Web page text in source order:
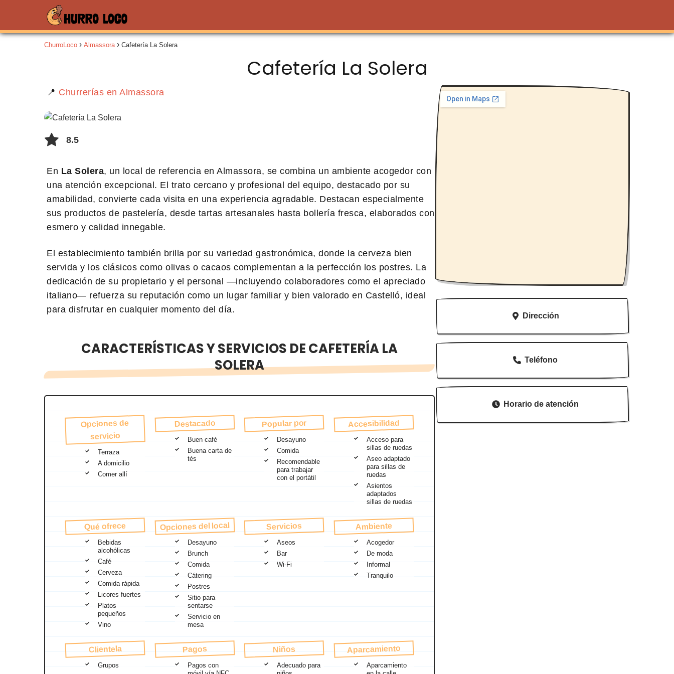
ChurroLoco Almassora Cafetería La Solera
Cafetería La Solera
📍 Churrerías en Almassora
8.5
En La Solera, un local de referencia en Almassora, se combina un ambiente acogedor con
una atención excepcional. El trato cercano y profesional del equipo, destacado por su
amabilidad, convierte cada visita en una experiencia agradable. Destacan especialmente
sus productos de pastelería, desde tartas artesanales hasta bollería fresca, elaborados con
esmero y calidad innegable.
El establecimiento también brilla por su variedad gastronómica, donde la cerveza bien
servida y los clásicos como olivas o cacaos complementan a la perfección los postres. La
dedicación de su propietario y el personal —incluyendo colaboradores como el apreciado
italiano— refuerza su reputación como un lugar familiar y bien valorado en Castelló, ideal
para disfrutar en cualquier momento del día.
CARACTERÍSTICAS Y SERVICIOS DE CAFETERÍA LA
SOLERA
Opciones de
servicio
Terraza
A domicilio
Comer allí
Destacado
Buen café
Buena carta de
tés
Popular por
Desayuno
Comida
Recomendable
para trabajar
con el portátil
Accesibilidad
Acceso para
sillas de ruedas
Aseo adaptado
para sillas de
ruedas
Asientos
adaptados
sillas de ruedas
Qué ofrece
Bebidas
alcohólicas
Café
Cerveza
Comida rápida
Licores fuertes
Platos
pequeños
Vino
Opciones del local
Desayuno
Brunch
Comida
Cátering
Postres
Sitio para
sentarse
Servicio en
mesa
Servicios
Aseos
Bar
Wi-Fi
Ambiente
Acogedor
De moda
Informal
Tranquilo
Clientela
Grupos
Pagos
Pagos con
Niños
Adecuado para
Aparcamiento
Aparcamiento
Dirección
Teléfono
Horario de atención